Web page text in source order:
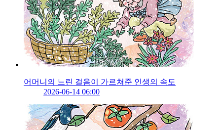
어머니의 느린 걸음이 가르쳐준 인생의 속도
2026-06-14 06:00